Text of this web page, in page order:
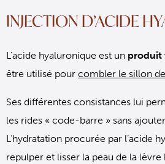
INJECTION D’ACIDE
L’acide hyaluronique est un produit
être utilisé pour combler le sillon
Ses différentes consistances lui
les rides « code-barre » sans
L’hydratation procurée par l’acide
repulper et lisser la peau de la